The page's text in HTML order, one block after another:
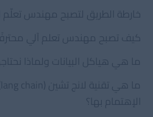
خارطة الطريق لتصبح مهندس تعلّم الآلة
كيف تصبح مهندس تعلم آلي محترفًا في
ما هي هياكل البيانات ولماذا
الإهتمام بها؟